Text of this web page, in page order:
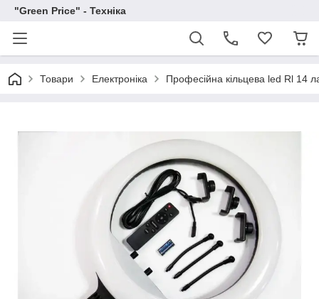
"Green Price" - Техніка
Товари Електроніка Професійна кільцева led Rl 14